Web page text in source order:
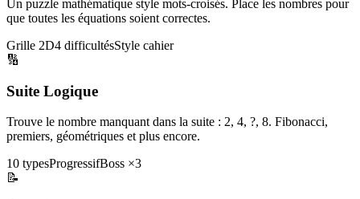
Un puzzle mathématique style mots-croisés. Place les nombres pour
que toutes les équations soient correctes.
Grille 2D4 difficultésStyle cahier
🔢
Suite Logique
Trouve le nombre manquant dans la suite : 2, 4, ?, 8. Fibonacci,
premiers, géométriques et plus encore.
10 typesProgressifBoss ×3
📝